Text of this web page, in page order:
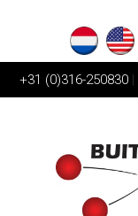
+31 (0)316-250830 |